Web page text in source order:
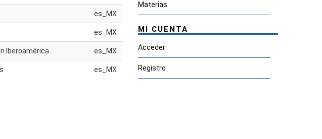
es_MX
es_MX
Iberoamérica es_MX
es_MX
Materias
MI CUENTA
Acceder
Registro